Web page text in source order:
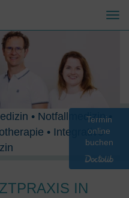
• Notfallmedizin •
• Integrative
IN
Termin
online
buchen